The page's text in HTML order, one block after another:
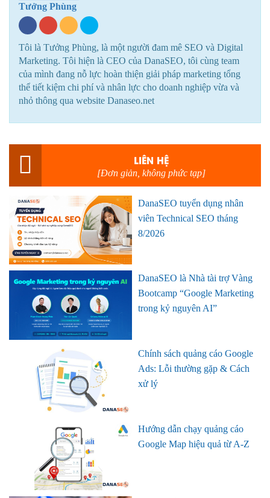
Tưởng Phùng
Tôi là Tưởng Phùng, là một người đam mê SEO và Digital
Marketing. Tôi hiện là CEO của DanaSEO, tôi cùng team
của mình đang nỗ lực hoàn thiện giải pháp marketing tổng
thể tiết kiệm chi phí và nhân lực cho doanh nghiệp vừa và
nhỏ thông qua website Danaseo.net
LIÊN HỆ
[Đơn giản, không phức tạp]
DanaSEO tuyển dụng nhân
viên Technical SEO tháng
8/2026
DanaSEO là Nhà tài trợ Vàng
Bootcamp “Google Marketing
trong kỷ nguyên AI”
Chính sách quảng cáo Google
Ads: Lỗi thường gặp & Cách
xử lý
Hướng dẫn chạy quảng cáo
Google Map hiệu quả từ A-Z